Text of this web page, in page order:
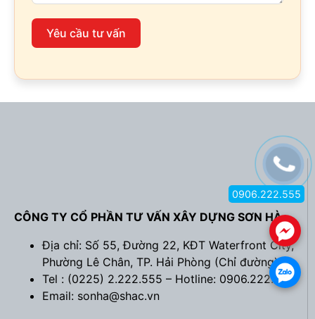
Yêu cầu tư vấn
CÔNG TY CỔ PHẦN TƯ VẤN XÂY DỰNG SƠN HÀ
Địa chỉ: Số 55, Đường 22, KĐT Waterfront City,
Phường Lê Chân, TP. Hải Phòng (Chỉ đường)
Tel : (0225) 2.222.555 – Hotline: 0906.222.555
Email: sonha@shac.vn
.
.
0906.222.555